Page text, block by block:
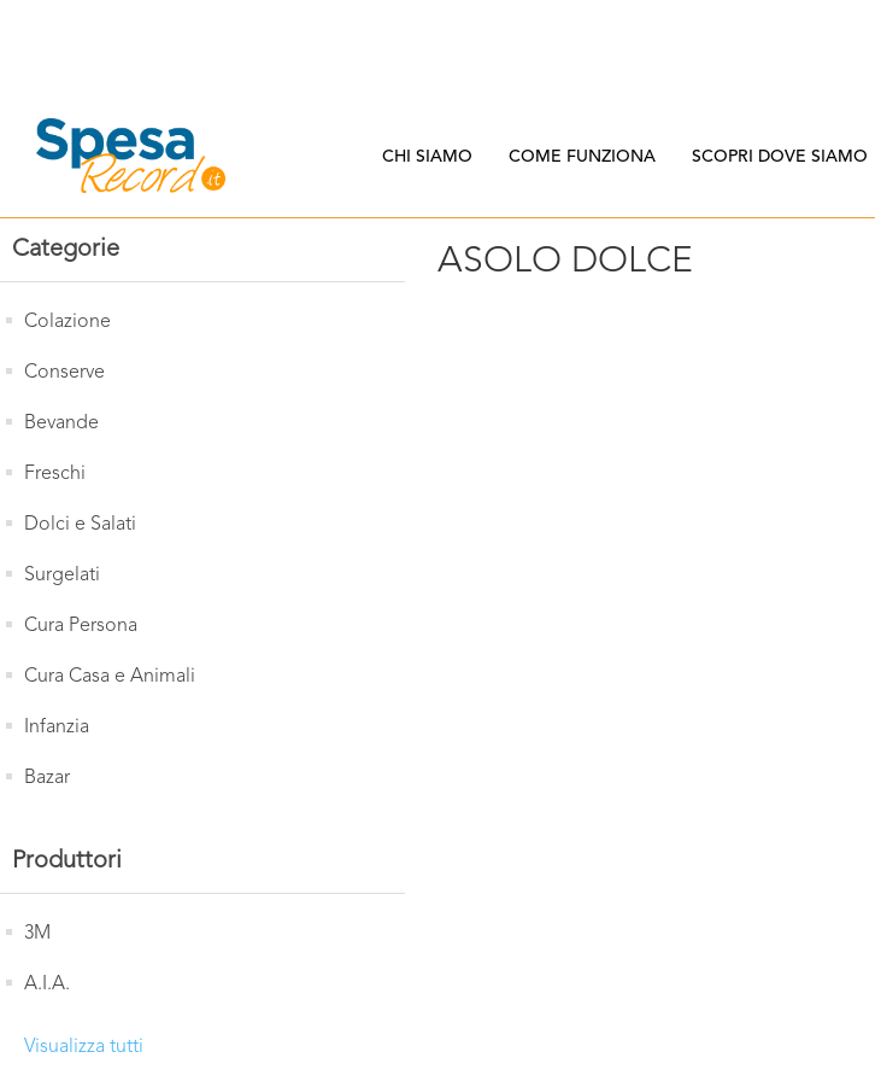
CHI SIAMO COME FUNZIONA SCOPRI DOVE SIAMO
Categorie
Colazione
Conserve
Bevande
Freschi
Dolci e Salati
Surgelati
Cura Persona
Cura Casa e Animali
Infanzia
Bazar
Produttori
3M
A.I.A.
Visualizza tutti
ASOLO DOLCE